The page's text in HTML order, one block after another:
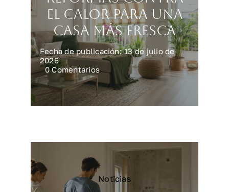
el calor para una
casa más fresca
Fecha de publicación: 13 de julio de
2026
0 Comentarioson
Reformas
contra
el
calor
más
fresca
Noticias